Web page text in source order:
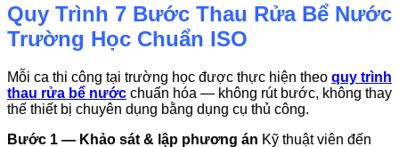
Quy Trình 7 Bước Thau Rửa Bể Nước
Trường Học Chuẩn ISO
Mỗi ca thi công tại trường học được thực hiện theo quy trình
thau rửa bể nước chuẩn hóa — không rút bước, không thay
thế thiết bị chuyên dụng bằng dụng cụ thủ công.
Bước 1 — Khảo sát & lập phương án Kỹ thuật viên đến